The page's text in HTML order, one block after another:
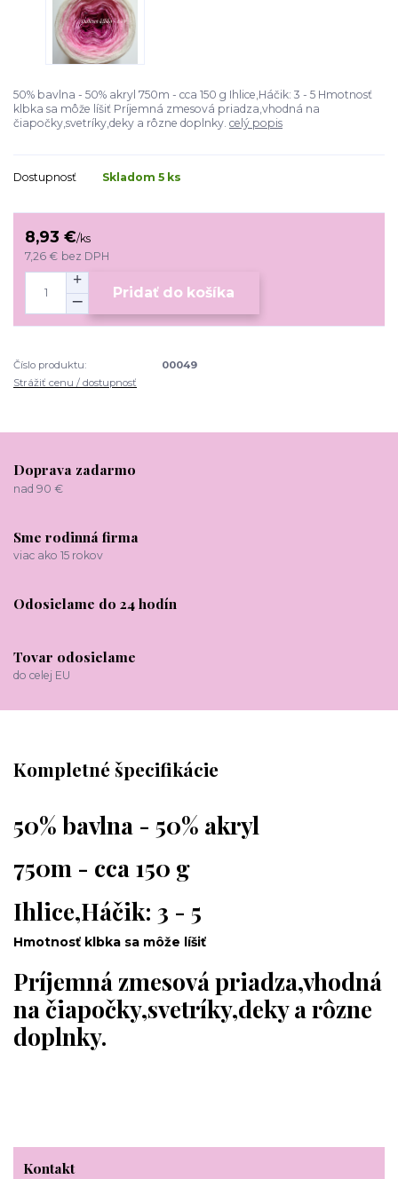
50% bavlna - 50% akryl 750m - cca 150 g Ihlice,Háčik: 3 - 5 Hmotnosť
klbka sa môže líšiť Príjemná zmesová priadza,vhodná na
čiapočky,svetríky,deky a rôzne doplnky. celý popis
Dostupnosť Skladom 5 ks
8,93 €/ks
7,26 € bez DPH
Pridať do košíka
Číslo produktu:
00049
Strážiť cenu / dostupnosť
Doprava zadarmo
nad 90 €
Sme rodinná firma
viac ako 15 rokov
Odosielame do 24 hodín
Tovar odosielame
do celej EU
Kompletné špecifikácie
50% bavlna - 50% akryl
750m - cca 150 g
Ihlice,Háčik: 3 - 5
Hmotnosť klbka sa môže líšiť
Príjemná zmesová priadza,vhodná
na čiapočky,svetríky,deky a rôzne
doplnky.
Kontakt